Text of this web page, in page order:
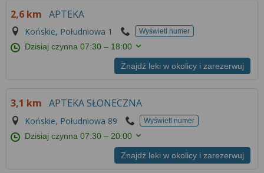
2,6 km APTEKA
Końskie, Południowa 1 Wyświetl numer
Dzisiaj czynna07:30 – 18:00
Znajdź leki w okolicy i zarezerwuj
3,1 km APTEKA SŁONECZNA
Końskie, Południowa 89 Wyświetl numer
Dzisiaj czynna07:30 – 20:00
Znajdź leki w okolicy i zarezerwuj